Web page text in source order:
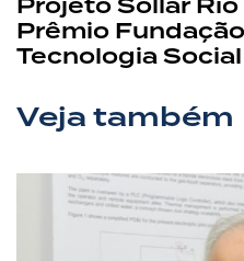
Projeto Sollar
Prêmio
Tecnologia Social
Veja também